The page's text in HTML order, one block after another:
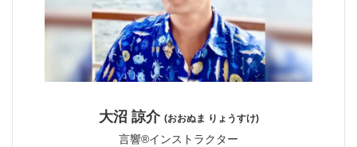
大沼 諒介 (おおぬま りょうすけ)
言響®︎インストラクター